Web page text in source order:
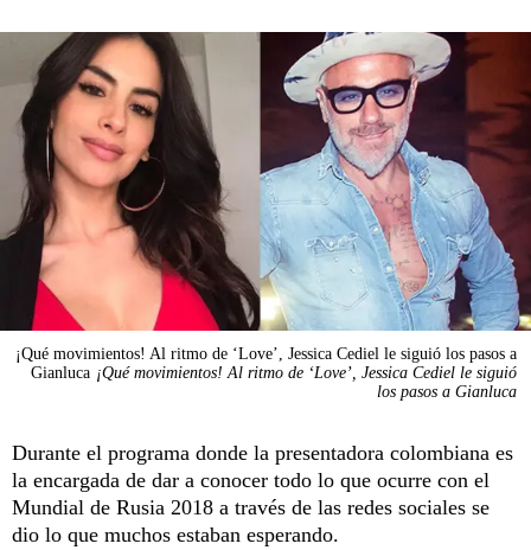
¡Qué movimientos! Al ritmo de ‘Love’, Jessica Cediel le siguió los pasos a
Gianluca ¡Qué movimientos! Al ritmo de ‘Love’, Jessica Cediel le siguió
los pasos a Gianluca
Durante el programa donde la presentadora colombiana es
la encargada de dar a conocer todo lo que ocurre con el
Mundial de Rusia 2018 a través de las redes sociales se
dio lo que muchos estaban esperando.